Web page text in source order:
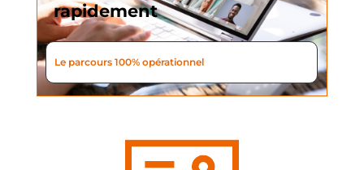
rapidement
Le parcours 100% opérationnel